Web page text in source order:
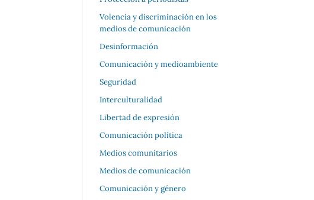
Volencia y discriminación en los
medios de comunicación
Desinformación
Comunicación y medioambiente
Seguridad
Interculturalidad
Libertad de expresión
Comunicación política
Medios comunitarios
Medios de comunicación
Comunicación y género